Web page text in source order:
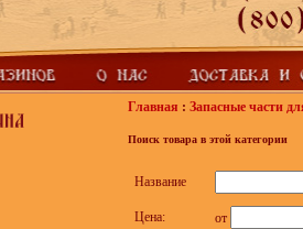
Главная : Запасные части
Поиск товара в этой категории
Название
Цена: от